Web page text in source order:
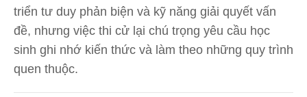
triển tư duy phản biện và kỹ năng giải quyết vấn
đề, nhưng việc thi cử lại chú trọng yêu cầu học
sinh ghi nhớ kiến thức và làm theo những quy trình
quen thuộc.